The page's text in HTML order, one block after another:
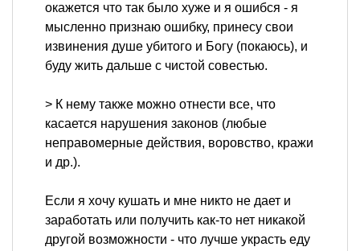
окажется что так было хуже и я ошибся - я
мысленно признаю ошибку, принесу свои
извинения душе убитого и Богу (покаюсь), и
буду жить дальше с чистой совестью.
> К нему также можно отнести все, что
касается нарушения законов (любые
неправомерные действия, воровство, кражи
и др.).
Если я хочу кушать и мне никто не дает и
заработать или получить как-то нет никакой
другой возможности - что лучше украсть еду